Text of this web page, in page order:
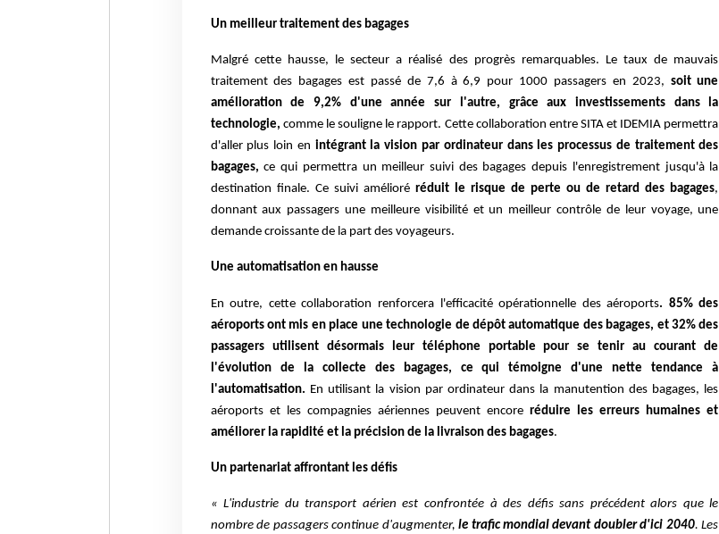
Un meilleur traitement des bagages
Malgré cette hausse, le secteur a réalisé des progrès remarquables. Le taux de mauvais
traitement des bagages est passé de 7,6 à 6,9 pour 1000 passagers en 2023, soit une
amélioration de 9,2% d'une année sur l'autre, grâce aux investissements dans la
technologie, comme le souligne le rapport. Cette collaboration entre SITA et IDEMIA permettra
d'aller plus loin en intégrant la vision par ordinateur dans les processus de traitement des
bagages, ce qui permettra un meilleur suivi des bagages depuis l'enregistrement jusqu'à la
destination finale. Ce suivi amélioré réduit le risque de perte ou de retard des bagages,
donnant aux passagers une meilleure visibilité et un meilleur contrôle de leur voyage, une
demande croissante de la part des voyageurs.
Une automatisation en hausse
En outre, cette collaboration renforcera l'efficacité opérationnelle des aéroports. 85% des
aéroports ont mis en place une technologie de dépôt automatique des bagages, et 32% des
passagers utilisent désormais leur téléphone portable pour se tenir au courant de
l'évolution de la collecte des bagages, ce qui témoigne d'une nette tendance à
l'automatisation. En utilisant la vision par ordinateur dans la manutention des bagages, les
aéroports et les compagnies aériennes peuvent encoreréduire les erreurs humaines et
améliorer la rapidité et la précision de la livraison des bagages.
Un partenariat affrontant les défis
« L'industrie du transport aérien est confrontée à des défis sans précédent alors que le
nombre de passagers continue d'augmenter,le trafic mondial devant doubler d'ici 2040. Les